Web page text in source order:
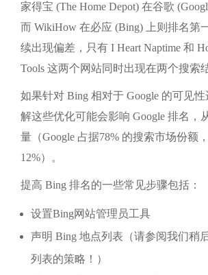
家得宝 (The Home Depot) 在谷歌
而 WikiHow 在必应 (Bing) 上则排名第
续出现偏差，只有 I Heart Naptime 和
Tools 这两个网站同时出现在两个搜索
如果针对 Bing 相对于 Google 的可见
解这些优化可能会影响 Google 排名，
量（Google 占据78% 的搜索市场份额
12%）。
提高 Bing 排名的一些常见步骤包括：
设置Bing网站管理员工具
声明 Bing 地点列表（请参阅我们稍
列表的策略！）